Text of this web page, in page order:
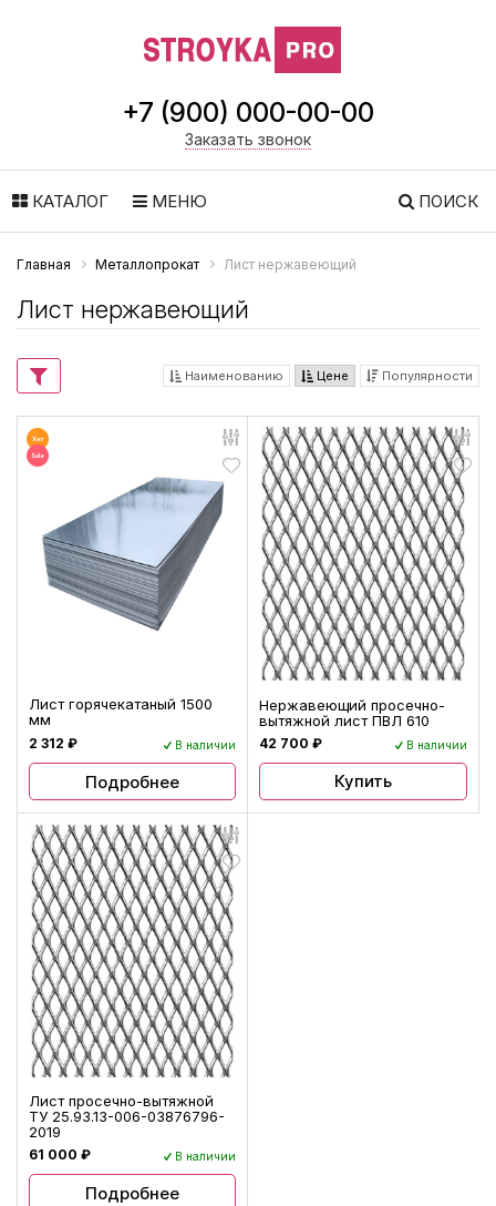
+7 (900) 000-00-00
Заказать звонок
КАТАЛОГ МЕНЮ ПОИСК
Главная Металлопрокат Лист нержавеющий
Лист нержавеющий
Наименованию Цене Популярности
Лист горячекатаный 1500
мм
2 312 ₽ В наличии
Подробнее
Нержавеющий просечно-
вытяжной лист ПВЛ 610
42 700 ₽ В наличии
Купить
Лист просечно-вытяжной
ТУ 25.93.13-006-03876796-
2019
61 000 ₽ В наличии
Подробнее